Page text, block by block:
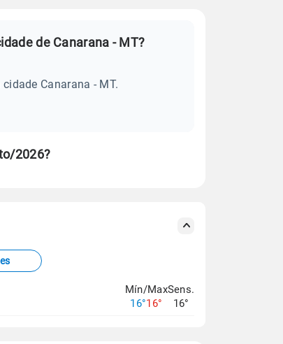
de Canarana - MT?
Canarana - MT.
2026?
Mín/Max
16°16°
Sens.
16°